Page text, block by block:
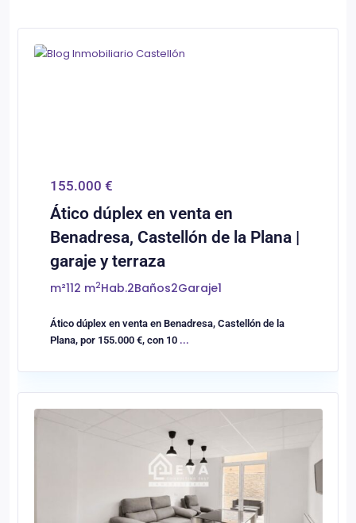
0 Castellón/Castelló
155.000 €
Ático dúplex en venta en
Benadresa, Castellón de la Plana |
garaje y terraza
m²112 m2Hab.2Baños2Garaje1
Ático dúplex en venta en Benadresa, Castellón de la
Plana, por 155.000 €, con 10 ...
0 Almassora/Almazora